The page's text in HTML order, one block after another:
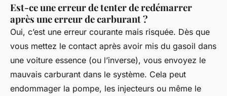
Est-ce une erreur de tenter de redémarrer
après une erreur de carburant ?
Oui, c’est une erreur courante mais risquée. Dès que
vous mettez le contact après avoir mis du gasoil dans
une voiture essence (ou l’inverse), vous envoyez le
mauvais carburant dans le système. Cela peut
endommager la pompe, les injecteurs ou même le